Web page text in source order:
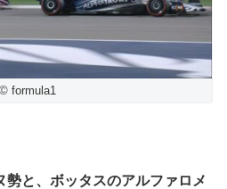
© formula1
勢と、ボッタスのアルファロメ